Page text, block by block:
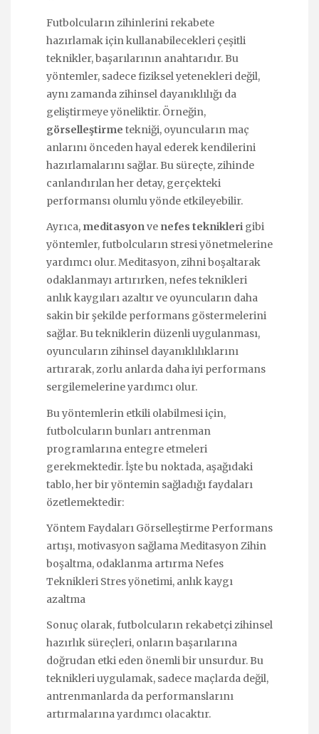
Futbolcuların zihinlerini rekabete
hazırlamak için kullanabilecekleri çeşitli
teknikler, başarılarının anahtarıdır. Bu
yöntemler, sadece fiziksel yetenekleri değil,
aynı zamanda zihinsel dayanıklılığı da
geliştirmeye yöneliktir. Örneğin,
görselleştirme tekniği, oyuncuların maç
anlarını önceden hayal ederek kendilerini
hazırlamalarını sağlar. Bu süreçte, zihinde
canlandırılan her detay, gerçekteki
performansı olumlu yönde etkileyebilir.
Ayrıca, meditasyonve nefes teknikleri gibi
yöntemler, futbolcuların stresi yönetmelerine
yardımcı olur. Meditasyon, zihni boşaltarak
odaklanmayı artırırken, nefes teknikleri
anlık kaygıları azaltır ve oyuncuların daha
sakin bir şekilde performans göstermelerini
sağlar. Bu tekniklerin düzenli uygulanması,
oyuncuların zihinsel dayanıklılıklarını
artırarak, zorlu anlarda daha iyi performans
sergilemelerine yardımcı olur.
Bu yöntemlerin etkili olabilmesi için,
futbolcuların bunları antrenman
programlarına entegre etmeleri
gerekmektedir. İşte bu noktada, aşağıdaki
tablo, her bir yöntemin sağladığı faydaları
özetlemektedir:
Yöntem Faydaları Görselleştirme Performans
artışı, motivasyon sağlama Meditasyon Zihin
boşaltma, odaklanma artırma Nefes
Teknikleri Stres yönetimi, anlık kaygı
azaltma
Sonuç olarak, futbolcuların rekabetçi zihinsel
hazırlık süreçleri, onların başarılarına
doğrudan etki eden önemli bir unsurdur. Bu
teknikleri uygulamak, sadece maçlarda değil,
antrenmanlarda da performanslarını
artırmalarına yardımcı olacaktır.